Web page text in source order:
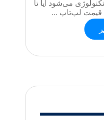
می‌شود آیا تا
قیمت لپ‌تاپ ...